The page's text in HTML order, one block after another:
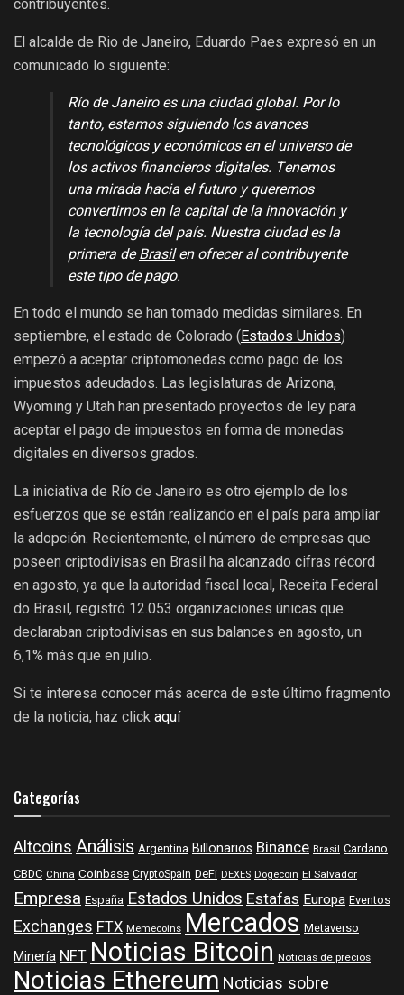
contribuyentes.
El alcalde de Rio de Janeiro, Eduardo Paes expresó en un
comunicado lo siguiente:
Río de Janeiro es una ciudad global. Por lo
tanto, estamos siguiendo los avances
tecnológicos y económicos en el universo de
los activos financieros digitales. Tenemos
una mirada hacia el futuro y queremos
convertirnos en la capital de la innovación y
la tecnología del país. Nuestra ciudad es la
primera deBrasilen ofrecer al contribuyente
este tipo de pago.
En todo el mundo se han tomado medidas similares. En
septiembre, el estado de Colorado (Estados Unidos)
empezó a aceptar criptomonedas como pago de los
impuestos adeudados. Las legislaturas de Arizona,
Wyoming y Utah han presentado proyectos de ley para
aceptar el pago de impuestos en forma de monedas
digitales en diversos grados.
La iniciativa de Río de Janeiro es otro ejemplo de los
esfuerzos que se están realizando en el país para ampliar
la adopción. Recientemente, el número de empresas que
poseen criptodivisas en Brasil ha alcanzado cifras récord
en agosto, ya que la autoridad fiscal local, Receita Federal
do Brasil, registró 12.053 organizaciones únicas que
declaraban criptodivisas en sus balances en agosto, un
6,1% más que en julio.
Si te interesa conocer más acerca de este último fragmento
de la noticia, haz click aquí
Categorías
Altcoins Análisis Argentina Billonarios Binance Brasil Cardano
CBDC China Coinbase CryptoSpain DeFi DEXES Dogecoin El Salvador
Empresa España Estados Unidos Estafas Europa Eventos
Exchanges FTX Memecoins Mercados Metaverso
MineríaNFTNoticias Bitcoin Noticias de precios
Noticias EthereumNoticias sobre